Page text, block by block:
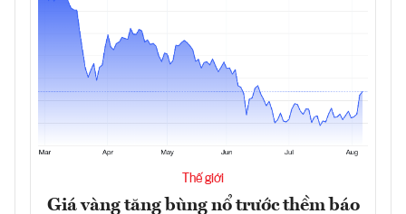
Thế giới
Giá vàng tăng bùng nổ trước thềm báo